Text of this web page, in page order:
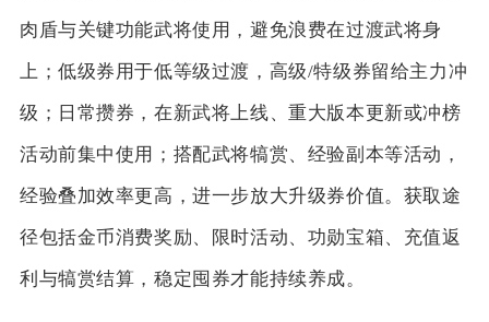
肉盾与关键功能武将使用，避免浪费在过渡武将身
上；低级券用于低等级过渡，高级/特级券留给主力冲
级；日常攒券，在新武将上线、重大版本更新或冲榜
活动前集中使用；搭配武将犒赏、经验副本等活动，
经验叠加效率更高，进一步放大升级券价值。获取途
径包括金币消费奖励、限时活动、功勋宝箱、充值返
利与犒赏结算，稳定囤券才能持续养成。